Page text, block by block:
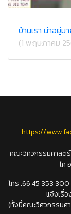
บ้านเรา น่าอยู่ม
(1 พฤษภาคม
https://
คณะวิศวกรรมศาสต
ไค
โทร .66 45 353
แจ้งเรื่
(ทั้งนี้คณะวิศวกรรมศ